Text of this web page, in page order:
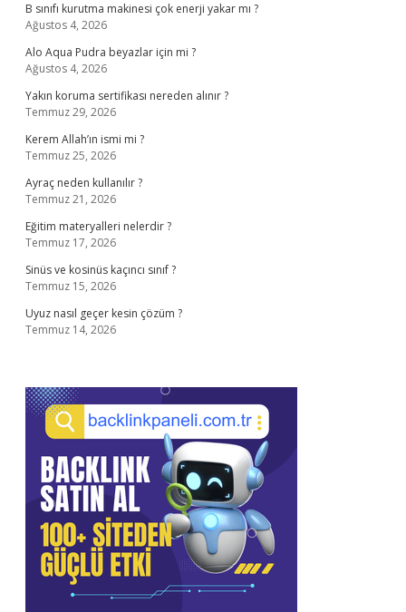
B sınıfı kurutma makinesi çok enerji yakar mı ?
Ağustos 4, 2026
Alo Aqua Pudra beyazlar için mi ?
Ağustos 4, 2026
Yakın koruma sertifikası nereden alınır ?
Temmuz 29, 2026
Kerem Allah’ın ismi mi ?
Temmuz 25, 2026
Ayraç neden kullanılır ?
Temmuz 21, 2026
Eğitim materyalleri nelerdir ?
Temmuz 17, 2026
Sinüs ve kosinüs kaçıncı sınıf ?
Temmuz 15, 2026
Uyuz nasıl geçer kesin çözüm ?
Temmuz 14, 2026